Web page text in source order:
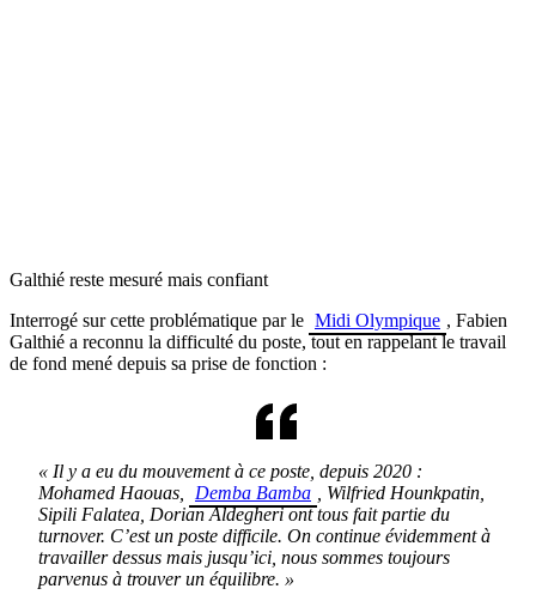
Galthié reste mesuré mais confiant
Interrogé sur cette problématique par le Midi Olympique , Fabien
Galthié a reconnu la difficulté du poste, tout en rappelant le travail
de fond mené depuis sa prise de fonction :
« Il y a eu du mouvement à ce poste, depuis 2020 :
Mohamed Haouas,
Demba Bamba
, Wilfried Hounkpatin,
Sipili Falatea, Dorian Aldegheri ont tous fait partie du
turnover. C’est un poste difficile. On continue évidemment à
travailler dessus mais jusqu’ici, nous sommes toujours
parvenus à trouver un équilibre. »